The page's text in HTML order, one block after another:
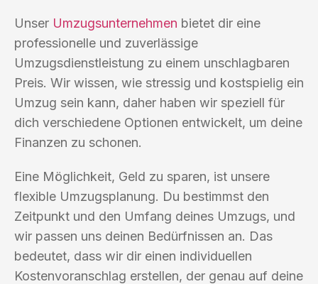
Unser Umzugsunternehmen bietet dir eine
professionelle und zuverlässige
Umzugsdienstleistung zu einem unschlagbaren
Preis. Wir wissen, wie stressig und kostspielig ein
Umzug sein kann, daher haben wir speziell für
dich verschiedene Optionen entwickelt, um deine
Finanzen zu schonen.
Eine Möglichkeit, Geld zu sparen, ist unsere
flexible Umzugsplanung. Du bestimmst den
Zeitpunkt und den Umfang deines Umzugs, und
wir passen uns deinen Bedürfnissen an. Das
bedeutet, dass wir dir einen individuellen
Kostenvoranschlag erstellen, der genau auf deine